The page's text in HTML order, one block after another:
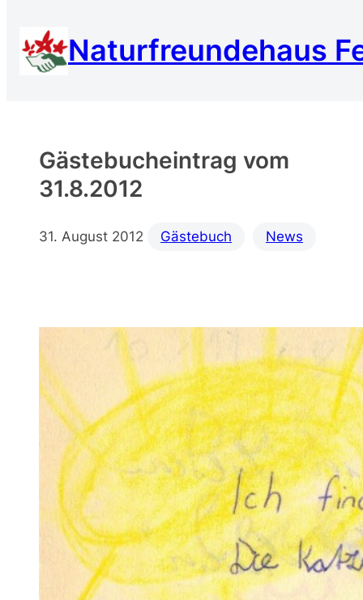
Inhalt
springen Naturfreundehaus
Gästebucheintrag vom
31.8.2012
31. August 2012 Gästebuch News